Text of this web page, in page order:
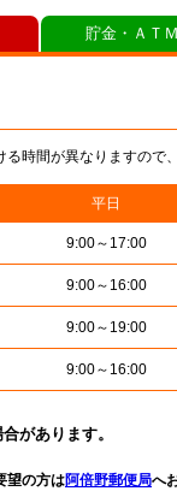
時間が異なりますので
平日
9:00～17:00
9:00～16:00
9:00～19:00
9:00～16:00
があります。
望の方は阿倍野郵便局へ
貯金・ＡＴ